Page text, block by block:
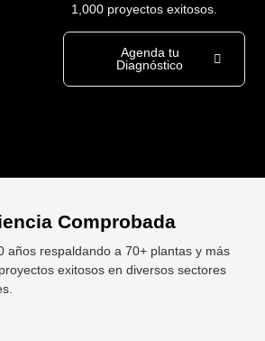
1,000 proyectos exitosos.
Agenda tu
Diagnóstico
Comprobada
años respaldando a 70+ plantas y más
exitosos en diversos sectores